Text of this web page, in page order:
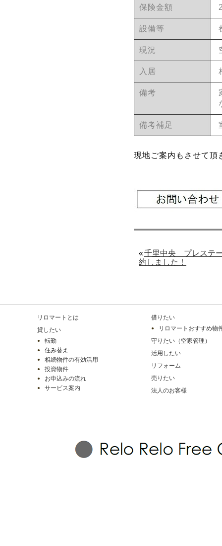
保険金額
設備等
現況
入居
備考
備考補足
現地ご案内もさせて頂
«千里中央 プレステ
約しました！
リロマートとは
貸したい
転勤
住み替え
相続物件の有効活用
投資物件
お申込みの流れ
サービス案内
借りたい
リロマートおすすめ物
守りたい（空家管理）
活用したい
リフォーム
売りたい
法人のお客様